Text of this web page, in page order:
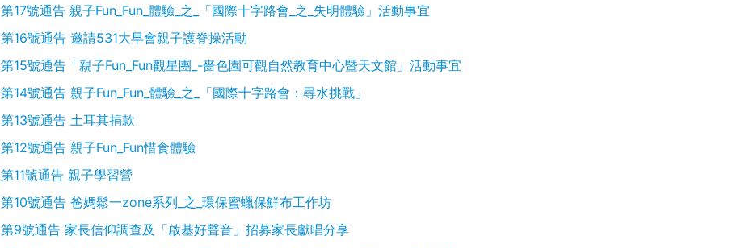
第17號通告 親子Fun_Fun_體驗_之_「國際十字路會_之_失明體驗」活動事宜
第16號通告 邀請531大早會親子護脊操活動
第15號通告「親子Fun_Fun觀星團_-嗇色園可觀自然教育中心暨天文館」活動事宜
第14號通告 親子Fun_Fun_體驗_之_「國際十字路會：尋水挑戰」
第13號通告 土耳其捐款
第12號通告 親子Fun_Fun惜食體驗
第11號通告 親子學習營
第10號通告 爸媽鬆一zone系列_之_環保蜜蠟保鮮布工作坊
第9號通告 家長信仰調查及「啟基好聲音」招募家長獻唱分享